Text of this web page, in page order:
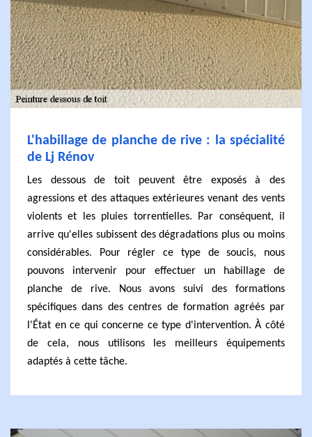
L'habillage de planche de rive : la spécialité
de Lj Rénov
Les dessous de toit peuvent être exposés à des
agressions et des attaques extérieures venant des vents
violents et les pluies torrentielles. Par conséquent, il
arrive qu'elles subissent des dégradations plus ou moins
considérables. Pour régler ce type de soucis, nous
pouvons intervenir pour effectuer un habillage de
planche de rive. Nous avons suivi des formations
spécifiques dans des centres de formation agréés par
l'État en ce qui concerne ce type d'intervention. À côté
de cela, nous utilisons les meilleurs équipements
adaptés à cette tâche.